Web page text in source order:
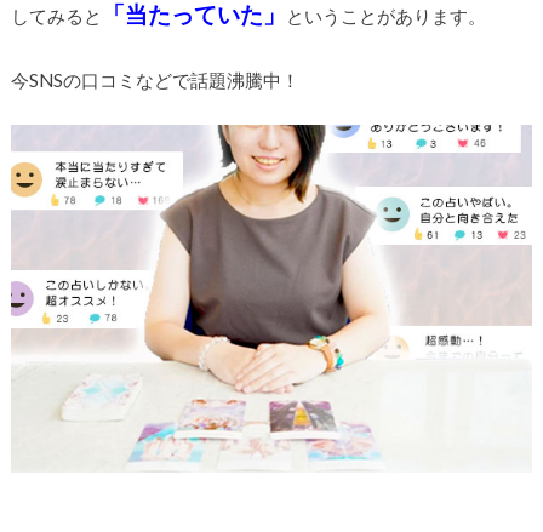
してみると
「当たっていた」 ということがあります。
今SNSの口コミなどで話題沸騰中！